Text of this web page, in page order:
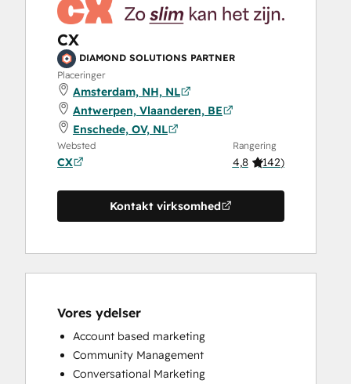
CX
DIAMOND SOLUTIONS PARTNER
Placeringer
Amsterdam, NH, NL
Antwerpen, Vlaanderen, BE
Enschede, OV, NL
Websted
CX
Rangering
4,8 (142)
Kontakt virksomhed
Vores ydelser
Account based marketing
Community Management
Conversational Marketing